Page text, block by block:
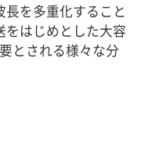
を多重化すること
をはじめとした大容
とされる様々な分